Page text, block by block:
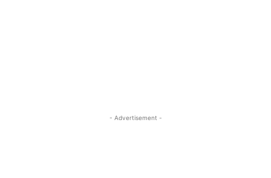
- Advertisement -